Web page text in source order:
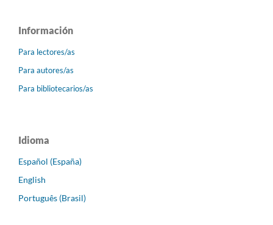
Información
Para lectores/as
Para autores/as
Para bibliotecarios/as
Idioma
Español (España)
English
Português (Brasil)